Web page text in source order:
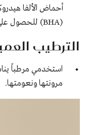
(BHA) للحصول على نتائج أفضل.
الترطيب
استخدمي مرطباً
مرونتها ونعومتها.